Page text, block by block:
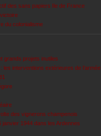
des sans papiers Ile de France
du colonialisme
grands projets inutiles
les interventions extérieures de l’armée
des vignerons champenois
janvier 1944 dans les Ardennes